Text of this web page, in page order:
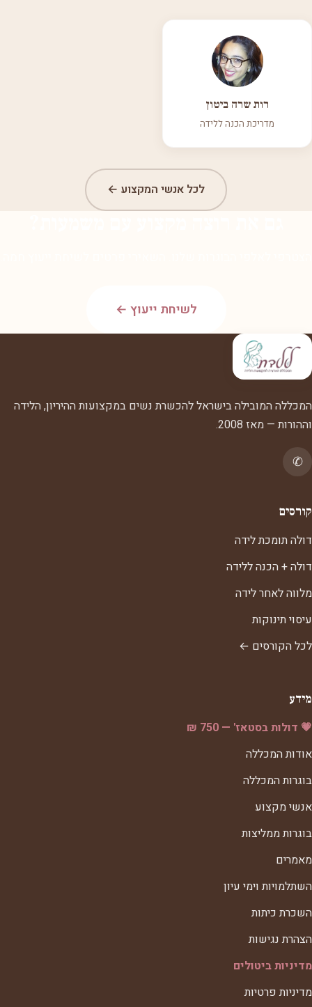
רות שרה ביטון
מדריכת הכנה ללידה
לכל אנשי המקצוע ←
לשיחת ייעוץ ←
המכללה המובילה בישראל להכשרת נשים במקצועות ההיריון, הלידה
וההורות — מאז 2008.
✆
קורסים
דולה תומכת לידה
דולה + הכנה ללידה
מלווה לאחר לידה
עיסוי תינוקות
לכל הקורסים ←
מידע
💗 דולות בסטאז' — 750 ₪
אודות המכללה
בוגרות המכללה
אנשי מקצוע
בוגרות ממליצות
מאמרים
השתלמויות וימי עיון
השכרת כיתות
הצהרת נגישות
מדיניות ביטולים
מדיניות פרטיות